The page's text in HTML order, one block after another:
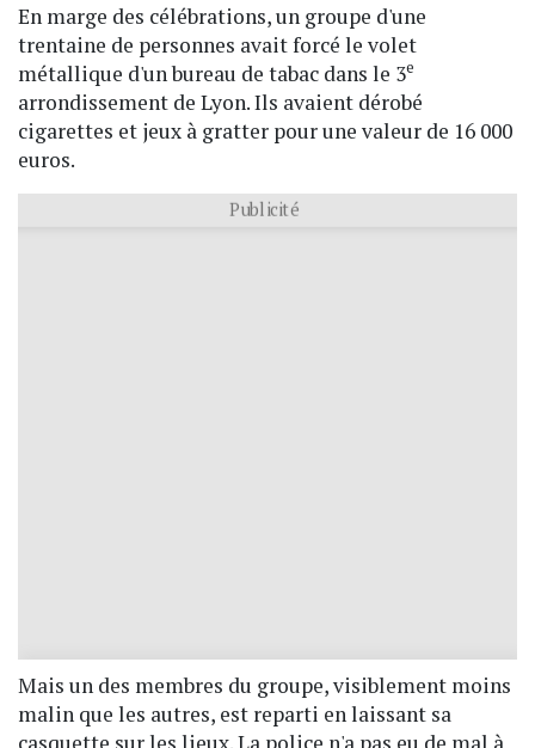
En marge des célébrations, un groupe d'une
trentaine de personnes avait forcé le volet
métallique d'un bureau de tabac dans le 3e
arrondissement de Lyon. Ils avaient dérobé
cigarettes et jeux à gratter pour une valeur de 16 000
euros.
Publicité
Mais un des membres du groupe, visiblement moins
malin que les autres, est reparti en laissant sa
casquette sur les lieux. La police n'a pas eu de mal à